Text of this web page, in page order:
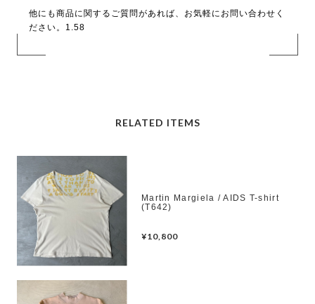
他にも商品に関するご質問があれば、お気軽にお問い合わせく
ださい。1.58
RELATED ITEMS
Martin Margiela / AIDS T-shirt
(T642)
¥10,800